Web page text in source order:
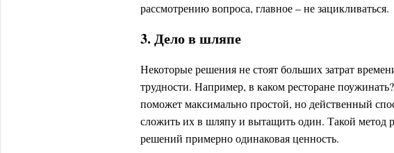
рассмотрению вопроса, главное – не зацикливаться.
3. Дело в шляпе
Некоторые решения не стоят больших затрат
трудности. Например, в каком ресторане
поможет максимально простой, но действенный
сложить их в шляпу и вытащить один. Такой метод
решений примерно одинаковая ценность.